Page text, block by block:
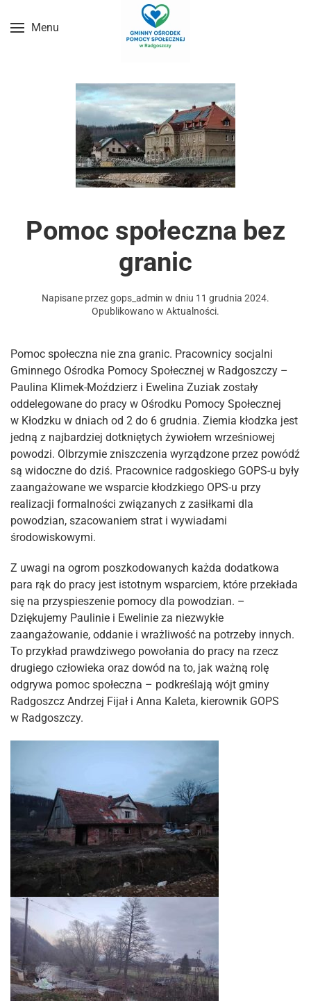
Przejdź do treści głównej
Menu
Pomoc społeczna bez
granic
Napisane przezgops_admin w dniu 11 grudnia 2024.
Opublikowano w Aktualności.
Pomoc społeczna nie zna granic. Pracownicy socjalni
Gminnego Ośrodka Pomocy Społecznej w Radgoszczy –
Paulina Klimek-Moździerz i Ewelina Zuziak zostały
oddelegowane do pracy w Ośrodku Pomocy Społecznej
w Kłodzku w dniach od 2 do 6 grudnia. Ziemia kłodzka jest
jedną z najbardziej dotkniętych żywiołem wrześniowej
powodzi. Olbrzymie zniszczenia wyrządzone przez powódź
są widoczne do dziś. Pracownice radgoskiego GOPS-u były
zaangażowane we wsparcie kłodzkiego OPS-u przy
realizacji formalności związanych z zasiłkami dla
powodzian, szacowaniem strat i wywiadami
środowiskowymi.
Z uwagi na ogrom poszkodowanych każda dodatkowa
para rąk do pracy jest istotnym wsparciem, które przekłada
się na przyspieszenie pomocy dla powodzian. –
Dziękujemy Paulinie i Ewelinie za niezwykłe
zaangażowanie, oddanie i wrażliwość na potrzeby innych.
To przykład prawdziwego powołania do pracy na rzecz
drugiego człowieka oraz dowód na to, jak ważną rolę
odgrywa pomoc społeczna – podkreślają wójt gminy
Radgoszcz Andrzej Fijał i Anna Kaleta, kierownik GOPS
w Radgoszczy.